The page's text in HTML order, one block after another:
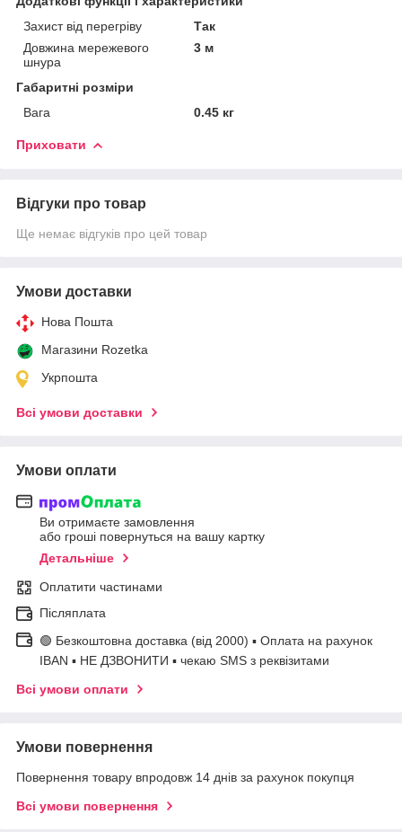
Захист від перегріву
Так
Довжина мережевого
шнура
3 м
Габаритні розміри
Вага
0.45 кг
Приховати
Відгуки про товар
Ще немає відгуків про цей товар
Умови доставки
Нова Пошта
Магазини Rozetka
Укрпошта
Всі умови доставки
Умови оплати
Ви отримаєте замовлення
або гроші повернуться на вашу картку
Детальніше
Оплатити частинами
Післяплата
🟢 Безкоштовна доставка (від 2000) ▪ Оплата на рахунок
IBAN ▪ НЕ ДЗВОНИТИ ▪ чекаю SMS з реквізитами
Всі умови оплати
Умови повернення
Повернення товару впродовж 14 днів за рахунок покупця
Всі умови повернення